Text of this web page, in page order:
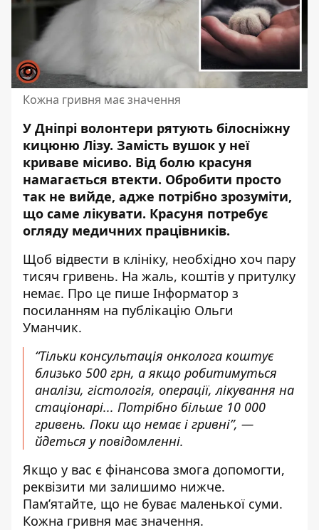
Кожна гривня має значення
У Дніпрі волонтери рятують білосніжну
кицюню Лізу. Замість вушок у неї
криваве місиво. Від болю красуня
намагається втекти. Обробити просто
так не вийде, адже потрібно зрозуміти,
що саме лікувати. Красуня потребує
огляду медичних працівників.
Щоб відвести в клініку, необхідно хоч пару
тисяч гривень. На жаль, коштів у притулку
немає. Про це пише Інформатор з
посиланням на публікацію Ольги
Уманчик.
“Тільки консультація онколога коштує
близько 500 грн, а якщо робитимуться
аналізи, гістологія, операції, лікування на
стаціонарі... Потрібно більше 10 000
гривень. Поки що немає і гривні”, —
йдеться у повідомленні.
Якщо у вас є фінансова змога допомогти,
реквізити ми залишимо нижче.
Пам’ятайте, що не буває маленької суми.
Кожна гривня має значення.